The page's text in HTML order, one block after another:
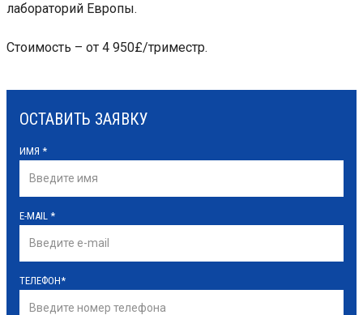
лабораторий Европы.
Стоимость – от 4 950£/триместр.
ОСТАВИТЬ ЗАЯВКУ
ИМЯ *
E-MAIL *
ТЕЛЕФОН*